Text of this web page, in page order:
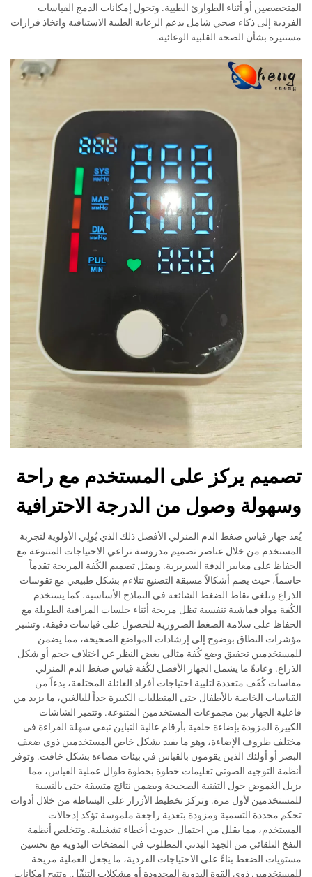
المتخصصين أو أثناء الطوارئ الطبية. وتحول إمكانات الدمج القياسات
الفردية إلى ذكاء صحي شامل يدعم الرعاية الطبية الاستباقية واتخاذ قرارات
مستنيرة بشأن الصحة القلبية الوعائية.
تصميم يركز على المستخدم مع راحة
وسهولة وصول من الدرجة الاحترافية
يُعد جهاز قياس ضغط الدم المنزلي الأفضل ذلك الذي يُولِي الأولوية لتجربة
المستخدم من خلال عناصر تصميم مدروسة تراعي الاحتياجات المتنوعة مع
الحفاظ على معايير الدقة السريرية. ويمثل تصميم الكُفة المريحة تقدماً
حاسماً، حيث يضم أشكالاً مسبقة التصنيع تتلاءم بشكل طبيعي مع تقوسات
الذراع وتلغي نقاط الضغط الشائعة في النماذج الأساسية. كما يستخدم
الكُفة مواد قماشية تنفسية تظل مريحة أثناء جلسات المراقبة الطويلة مع
الحفاظ على سلامة الضغط الضرورية للحصول على قياسات دقيقة. وتشير
مؤشرات النطاق بوضوح إلى إرشادات المواضع الصحيحة، مما يضمن
للمستخدمين تحقيق وضع كُفة مثالي بغض النظر عن اختلاف حجم أو شكل
الذراع. وعادةً ما يشمل الجهاز الأفضل لكُفة قياس ضغط الدم المنزلي
مقاسات كُفَف متعددة لتلبية احتياجات أفراد العائلة المختلفة، بدءاً من
القياسات الخاصة بالأطفال حتى المتطلبات الكبيرة جداً للبالغين، ما يزيد من
فاعلية الجهاز بين مجموعات المستخدمين المتنوعة. وتتميز الشاشات
الكبيرة المزودة بإضاءة خلفية بأرقام عالية التباين تبقى سهلة القراءة في
مختلف ظروف الإضاءة، وهو ما يفيد بشكل خاص المستخدمين ذوي ضعف
البصر أو أولئك الذين يقومون بالقياس في بيئات مضاءة بشكل خافت. وتوفر
أنظمة التوجيه الصوتي تعليمات خطوة بخطوة طوال عملية القياس، مما
يزيل الغموض حول التقنية الصحيحة ويضمن نتائج متسقة حتى بالنسبة
للمستخدمين لأول مرة. وتركز تخطيط الأزرار على البساطة من خلال أدوات
تحكم محددة التسمية ومزودة بتغذية راجعة ملموسة تؤكد إدخالات
المستخدم، مما يقلل من احتمال حدوث أخطاء تشغيلية. وتتخلص أنظمة
النفخ التلقائي من الجهد البدني المطلوب في المضخات اليدوية مع تحسين
مستويات الضغط بناءً على الاحتياجات الفردية، ما يجعل العملية مريحة
للمستخدمين ذوي القوة اليدوية المحدودة أو مشكلات التنقّل. وتتيح إمكانات